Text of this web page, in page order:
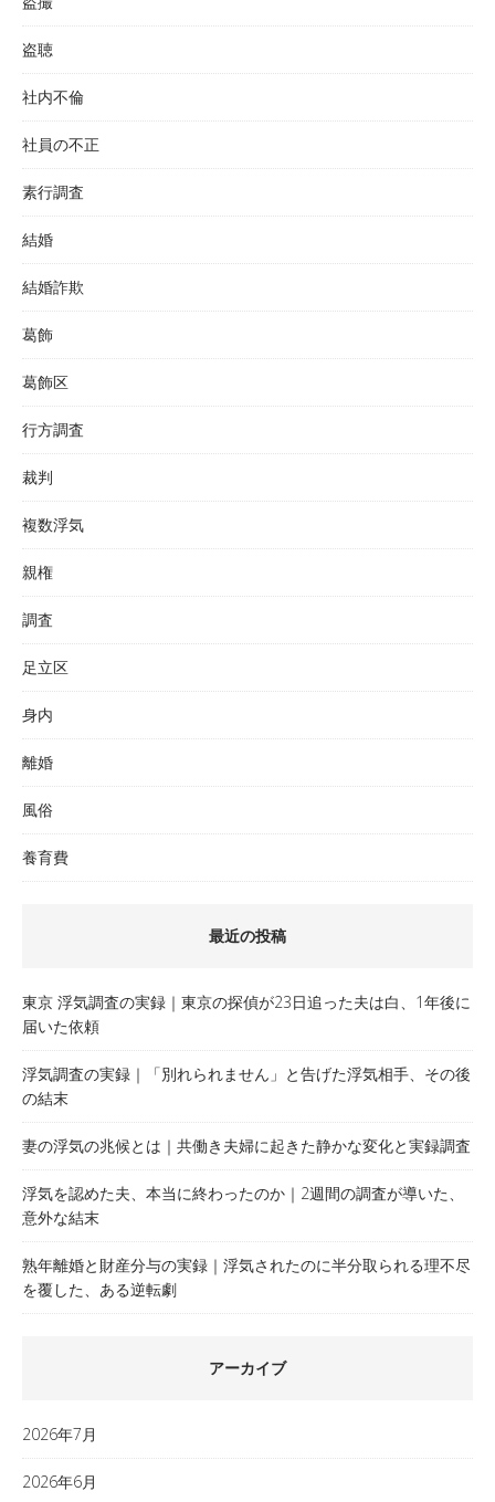
盗聴
社内不倫
社員の不正
素行調査
結婚
結婚詐欺
葛飾
葛飾区
行方調査
裁判
複数浮気
親権
調査
足立区
身内
離婚
風俗
養育費
最近の投稿
東京 浮気調査の実録｜東京の探偵が23日追った夫は白、1年後に
届いた依頼
浮気調査の実録｜「別れられません」と告げた浮気相手、その後
の結末
妻の浮気の兆候とは｜共働き夫婦に起きた静かな変化と実録調査
浮気を認めた夫、本当に終わったのか｜2週間の調査が導いた、
意外な結末
熟年離婚と財産分与の実録｜浮気されたのに半分取られる理不尽
を覆した、ある逆転劇
アーカイブ
2026年7月
2026年6月